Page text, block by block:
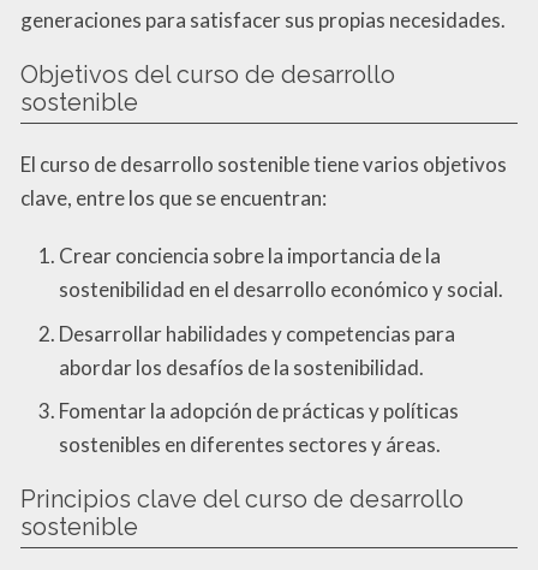
generaciones para satisfacer sus propias necesidades.
Objetivos del curso de desarrollo
sostenible
El curso de desarrollo sostenible tiene varios objetivos
clave, entre los que se encuentran:
Crear conciencia sobre la importancia de la
sostenibilidad en el desarrollo económico y social.
Desarrollar habilidades y competencias para
abordar los desafíos de la sostenibilidad.
Fomentar la adopción de prácticas y políticas
sostenibles en diferentes sectores y áreas.
Principios clave del curso de desarrollo
sostenible